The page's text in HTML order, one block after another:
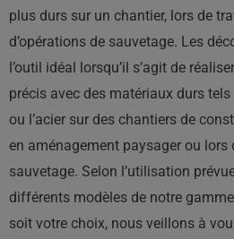
plus durs sur un chantier, lors de
d’opérations de sauvetage. Les
l’outil idéal lorsqu’il s’agit de
précis avec des matériaux durs tels
ou l’acier sur des chantiers de
en aménagement paysager ou lors
sauvetage. Selon l’utilisation
différents modèles de notre
soit votre choix, nous veillons à